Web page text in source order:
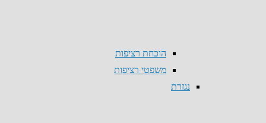
הוכחת רציפות
משפטי רציפות
נגזרת